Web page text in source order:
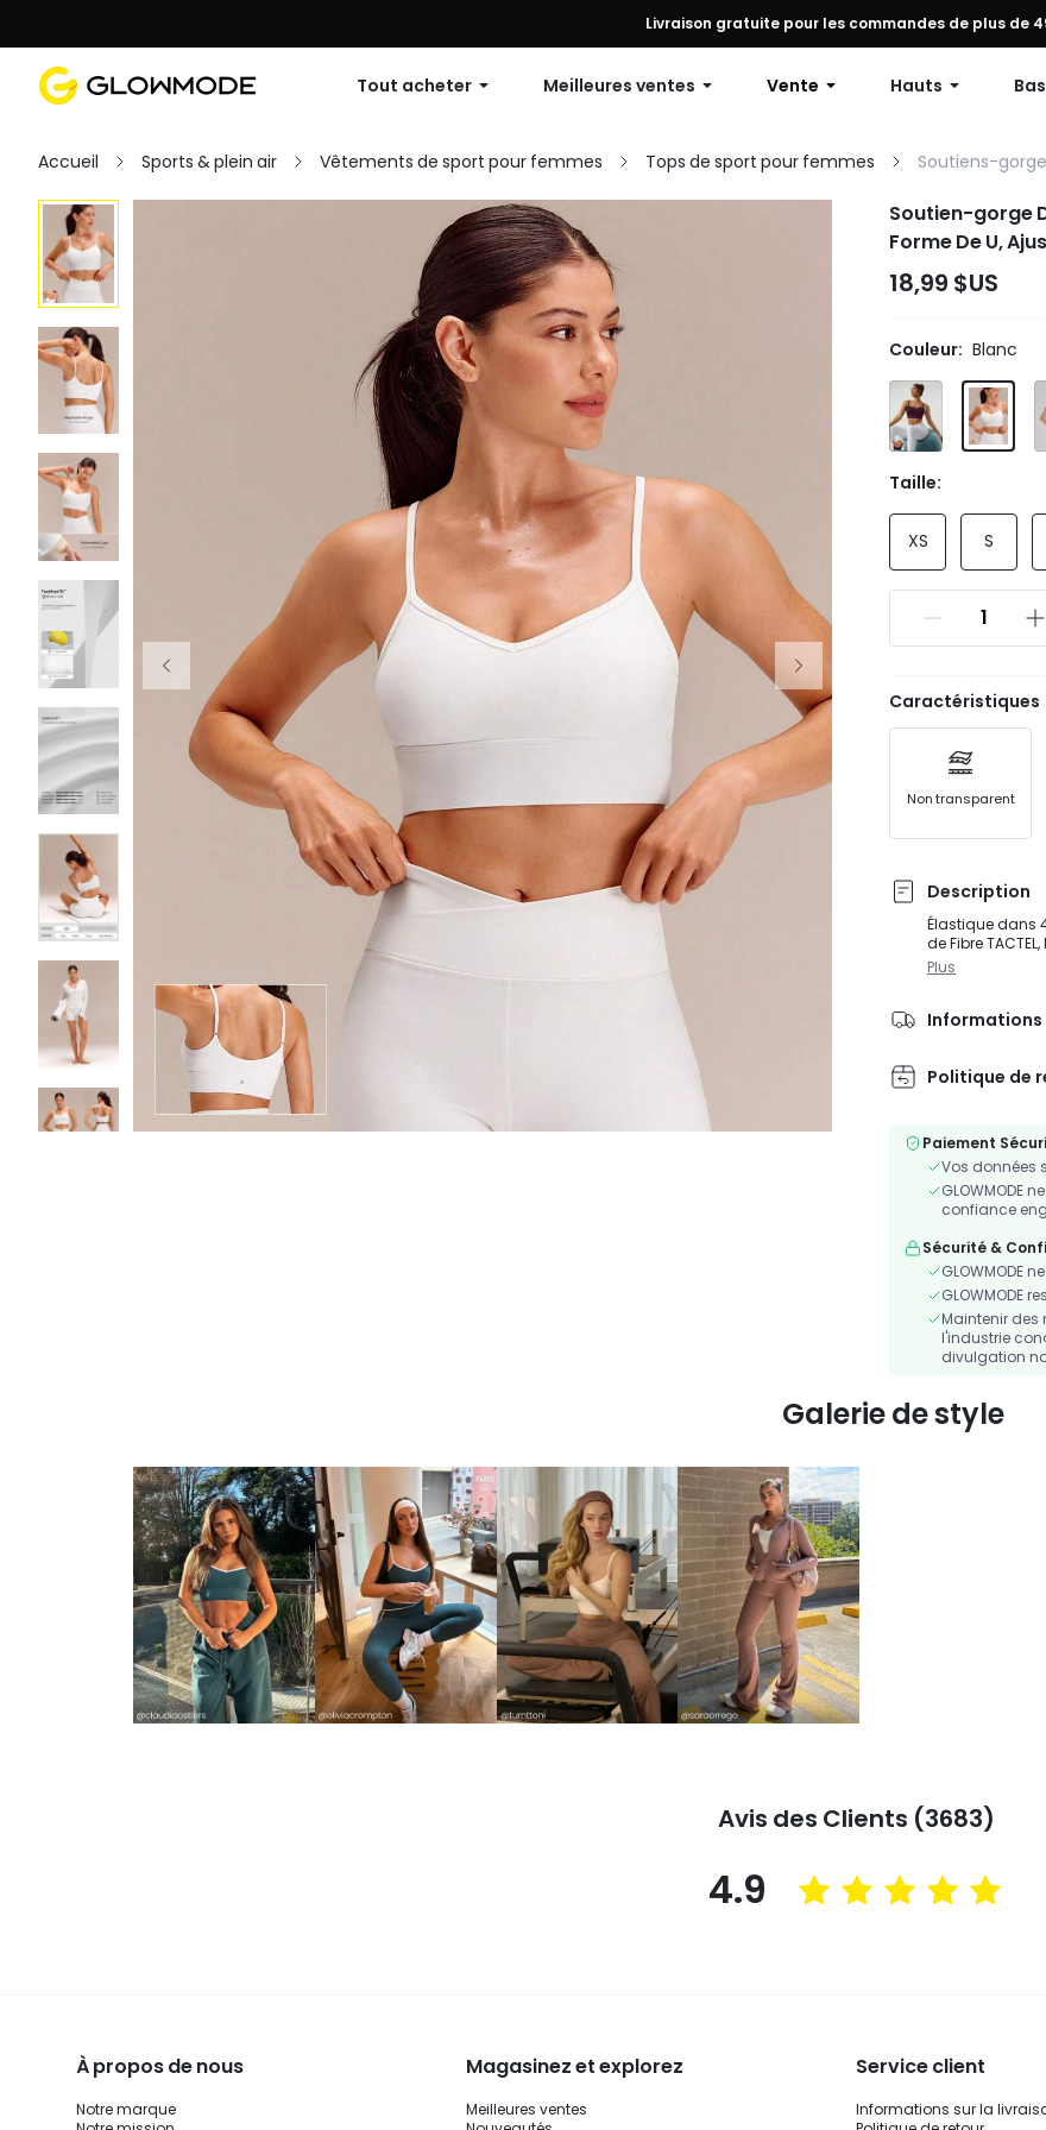
Première commande : 10 % de réduction sur toute commande, 12 % de réduction dès 79 $ d’achat ou
Livraison gratuite pour les commandes de plus de
Tout acheter Meilleures ventes Vente Hauts Bas
Accueil Sports & plein air Vêtements de sport pour femmes Tops de sport pour femmes Soutiens-
Soutien-gorge
Forme De U,
18,99 $US
Couleur: Blanc
Taille:
XS S
Caractéristiques
Non transparent
Description
Élastique dans
de Fibre
Plus
Informations
Politique de
Paiement
Vos données
GLOWMODE
confiance
Sécurité &
GLOWMODE
GLOWMODE
Maintenir
l'industrie
divulgation
Galerie de style
Avis des Clients (3683)
4.9
À propos de nous
Notre marque
Magasinez et explorez
Meilleures ventes
Service client
Informations sur la